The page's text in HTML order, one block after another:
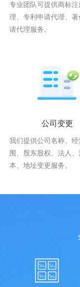
专业团队可提供商标注
理、专利申请代理、著
请代理服务。
公司变更
我们提供公司名称、经
围、股东股权、法人、
本、地址变更服务。